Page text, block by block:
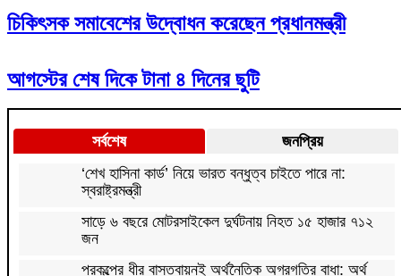
চিকিৎসক সমাবেশের উদ্বোধন করেছেন প্রধানমন্ত্রী
আগস্টের শেষ দিকে টানা ৪ দিনের ছুটি
সর্বশেষ
জনপ্রিয়
‘শেখ হাসিনা কার্ড’ নিয়ে ভারত বন্ধুত্ব চাইতে পারে না:
স্বরাষ্ট্রমন্ত্রী
সাড়ে ৬ বছরে মোটরসাইকেল দুর্ঘটনায় নিহত ১৫ হাজার ৭১২
জন
প্রকল্পের ধীর বাস্তবায়নই অর্থনৈতিক অগ্রগতির বাধা: অর্থ